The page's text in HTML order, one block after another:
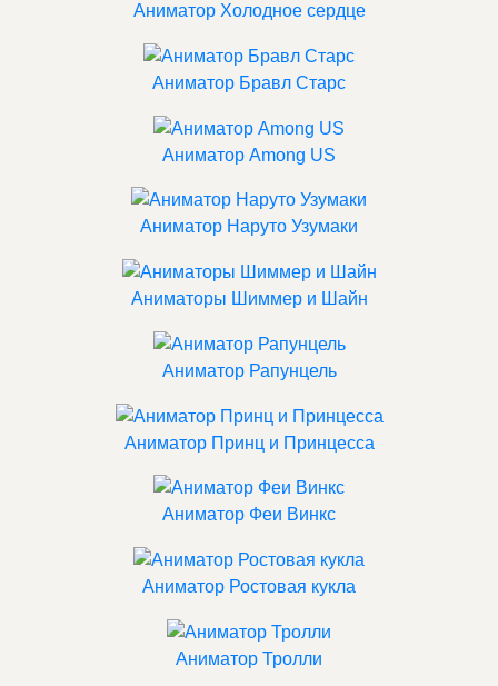
Аниматор Холодное сердце
Аниматор Бравл Старс
Аниматор Among US
Аниматор Наруто Узумаки
Аниматоры Шиммер и Шайн
Аниматор Рапунцель
Аниматор Принц и Принцесса
Аниматор Феи Винкс
Аниматор Ростовая кукла
Аниматор Тролли